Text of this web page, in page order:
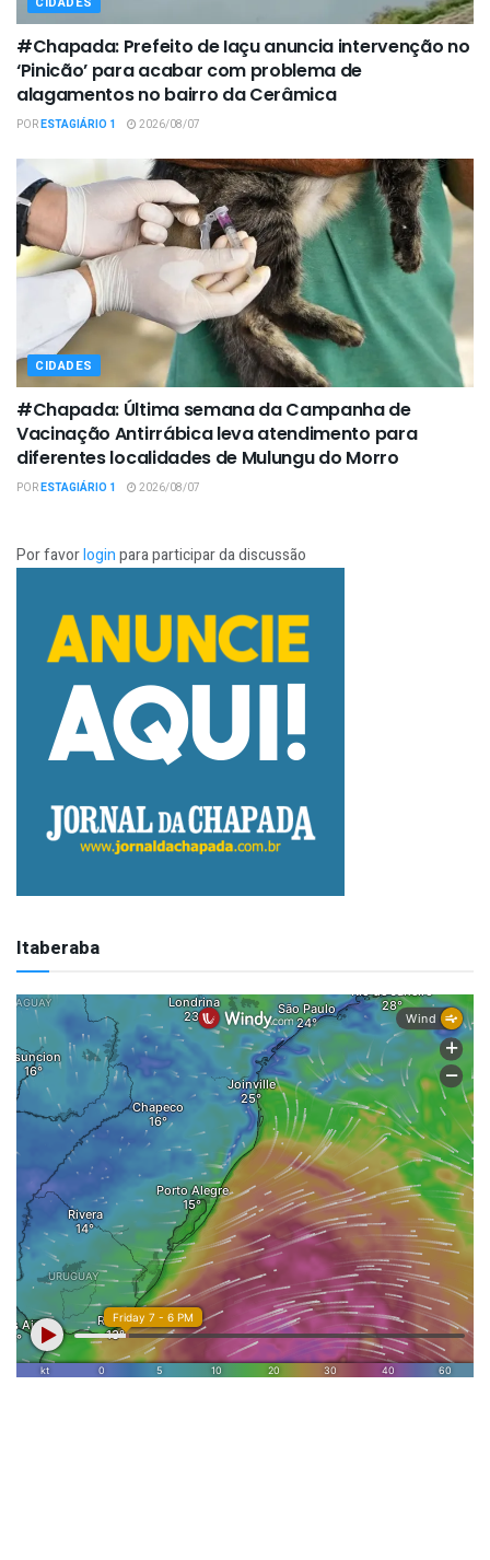
#Chapada: Prefeito de Iaçu anuncia intervenção no
‘Pinicão’ para acabar com problema de
alagamentos no bairro da Cerâmica
PORESTAGIÁRIO 1 2026/08/07
CIDADES
#Chapada: Última semana da Campanha de
Vacinação Antirrábica leva atendimento para
diferentes localidades de Mulungu do Morro
PORESTAGIÁRIO 1 2026/08/07
Por favorloginpara participar da discussão
Itaberaba